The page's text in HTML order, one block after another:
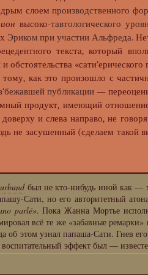
слоемпроизводственного
высоко-тавтологического
Эриком при участии Альфреда.
текста, который
обстоятельства
как это произошло с
публикации—
продукт, имеющий
и слева направо, не
не засушенный (сделаем
был не кто-нибудь иной как —
Сати, но его авторитетный
parlé». Пока Жанна Мортье
всё те же «забавные
об этом узнал папаша-Сати. Гнев
эффект был —